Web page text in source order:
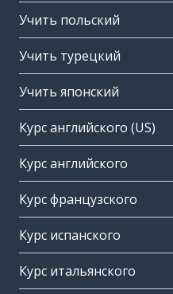
Учить польский
Учить турецкий
Учить японский
Курс английского (US)
Курс английского
Курс французского
Курс испанского
Курс итальянского